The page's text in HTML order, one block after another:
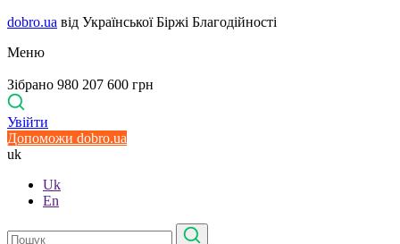
dobro.ua від Української Біржі Благодійності
Меню
Зібрано 980 207 600 грн
Увійти
Допоможи dobro.ua
uk
Uk
En